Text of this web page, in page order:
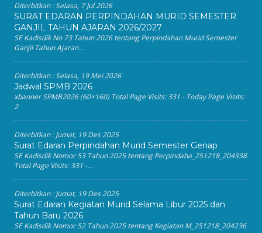
Diterbitkan :Selasa, 7 Jul 2026
SURAT EDARAN PERPINDAHAN MURID SEMESTER
GANJIL TAHUN AJARAN 2026/2027
SE Kadisdik No 73 Tahun 2026 tentang Perpindahan Murid Semester
Ganjil Tahun Ajaran...
Diterbitkan :Selasa, 19 Mei 2026
Jadwal SPMB 2026
xbanner SPMB2026 (60×160) Total Page Visits: 331 - Today Page Visits:
2
Diterbitkan :Jumat, 19 Des 2025
Surat Edaran Perpindahan Murid Semester Genap
SE Kadisdik Nomor 53 Tahun 2025 tentang Perpindaha_251218_204338
Total Page Visits: 331 -...
Diterbitkan :Jumat, 19 Des 2025
Surat Edaran Kegiatan Murid Selama Libur 2025 dan
Tahun Baru 2026
SE Kadisdik Nomor 52 Tahun 2025 tentang Kegiatan M_251218_204236